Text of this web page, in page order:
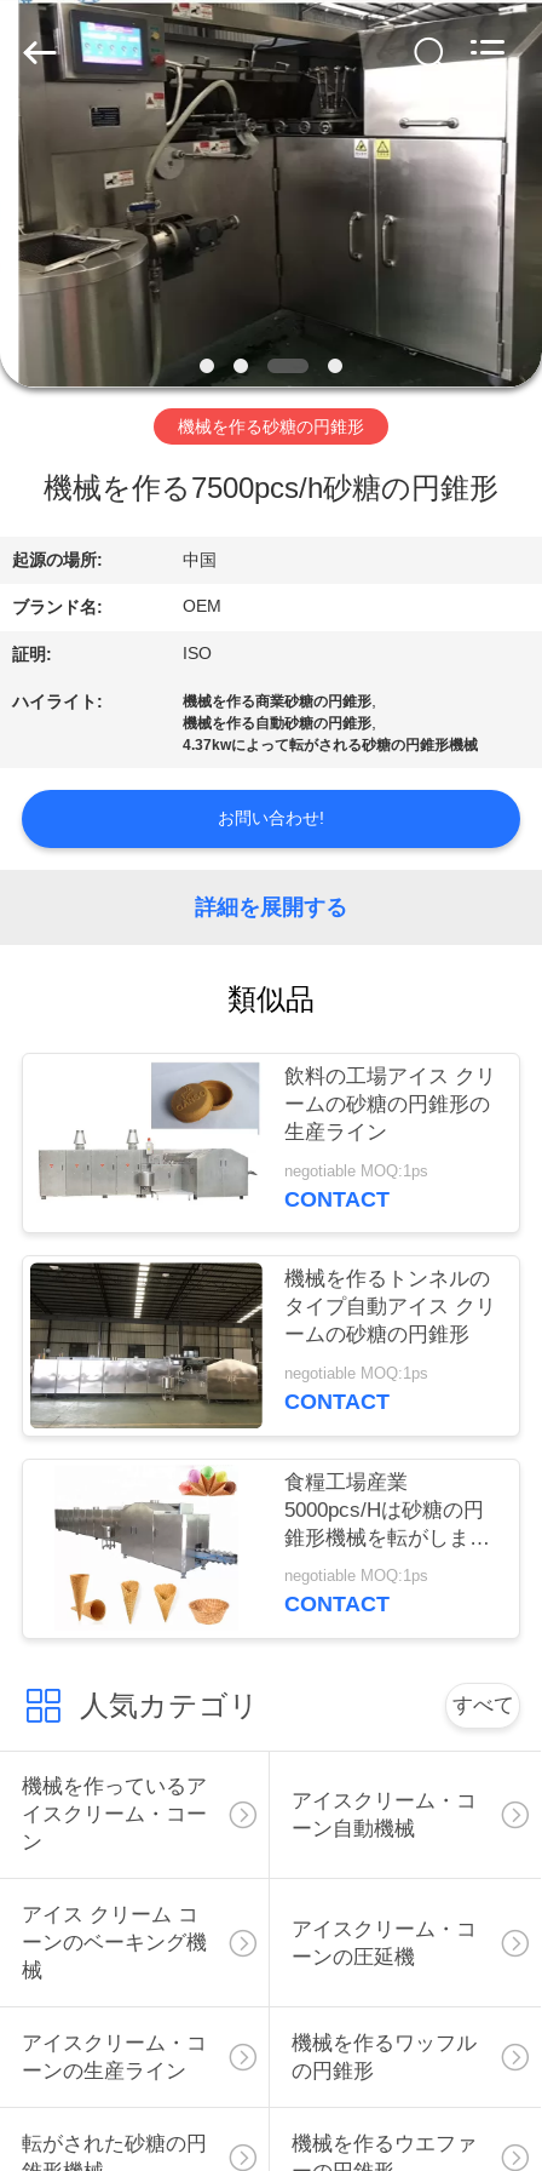
家
プ
ロ
ク
達
に
つ
い
工
品
私
達
に
連
絡
い
引
用
を
要
求
し
下
supplier.
Copyright
Beijing
Silk
Enterprise
Services
Co.,LTD.
Rights
Reserved.
機械を作る砂糖の円錐形
機械を作る7500pcs/h砂糖の円錐形
起源の場所: 中国
ブランド名: OEM
証明: ISO
ハイライト: 機械を作る商業砂糖の円錐形,
機械を作る自動砂糖の円錐形,
4.37kwによって転がされる砂糖の円錐形機械
お問い合わせ!
詳細を展開する
類似品
飲料の工場アイス クリ
ームの砂糖の円錐形の
生産ライン
negotiable MOQ:1ps
CONTACT
機械を作るトンネルの
タイプ自動アイス クリ
ームの砂糖の円錐形
negotiable MOQ:1ps
CONTACT
食糧工場産業
5000pcs/Hは砂糖の円
錐形機械を転がしまし
negotiable MOQ:1ps
CONTACT
人気カテゴリ すべて
機械を作っているア
イスクリーム・コー
ン
アイスクリーム・コ
ーン自動機械
アイス クリーム コ
ーンのベーキング機
械
アイスクリーム・コ
ーンの圧延機
アイスクリーム・コ
ーンの生産ライン
機械を作るワッフル
の円錐形
転がされた砂糖の円
機械を作るウエファ